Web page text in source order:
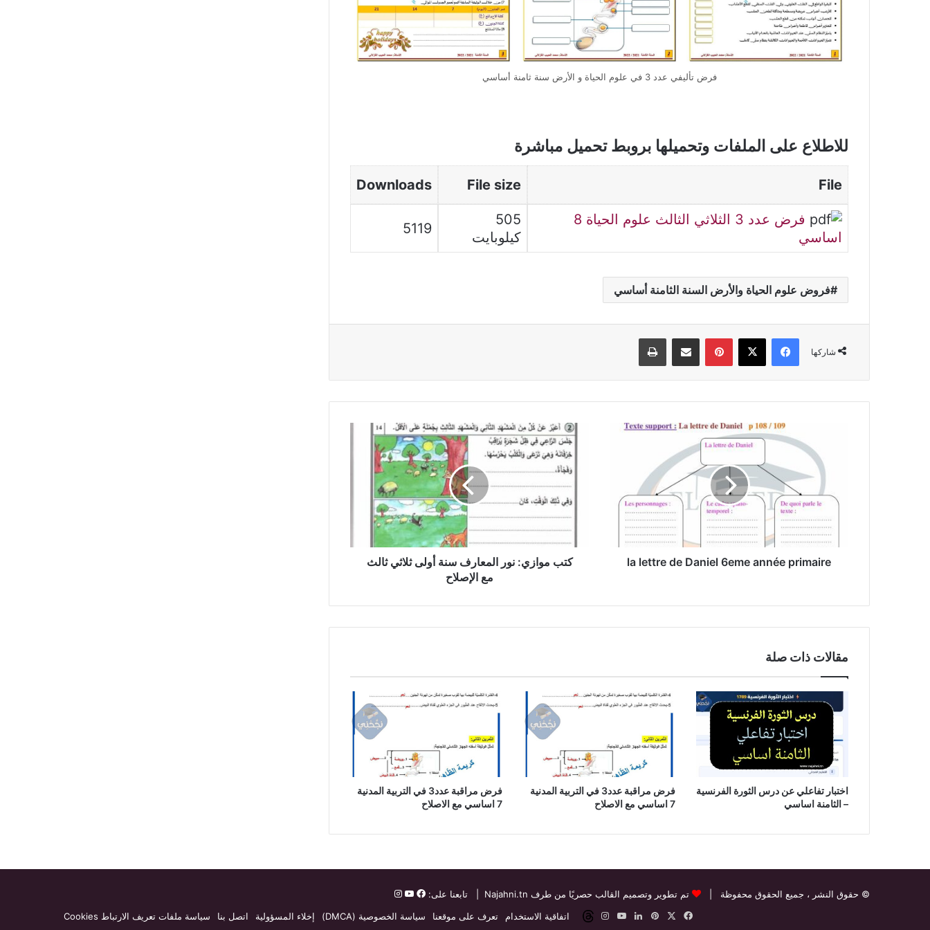
فرض تأليفي عدد 3 في علوم الحياة و الأرض سنة ثامنة أساسي
للاطلاع على الملفات وتحميلها بروبط تحميل مباشرة
File
File size
Downloads
فرض عدد 3 الثلاثي الثالث علوم الحياة 8
اساسي
505
كيلوبايت
5119
فروض علوم الحياة والأرض السنة الثامنة أساسي
شاركها
فيسبوك ‫X بينتيريستمشاركة عبر البريد طباعة
Daniel
6eme
année
la lettre de Daniel 6eme année primaire
كتب
موازي:
المعارف
ثلاثي
الإصلاحكتب موازي: نور المعارف سنة أولى ثلاثي ثالث
مع الإصلاح
مقالات ذات صلة
اختبار تفاعلي عن درس الثورة الفرنسية
– الثامنة اساسي
فرض مراقبة عدد3 في التربية المدنية
7 اساسي مع الاصلاح
فرض مراقبة عدد3 في التربية المدنية
7 اساسي مع الاصلاح
© حقوق النشر ، جميع الحقوق محفوظة | تم تطوير وتصميم القالب حصريًا من طرف Najahni.tn | تابعنا على:
اتفاقية الاستخدام
تعرف على موقعنا سياسة الخصوصية (DMCA) إخلاء المسؤولية اتصل بنا سياسة ملفات تعريف الارتباط Cookies فيسبوكبينتيريست
لينكدإن‫YouTube
انستقرامthreads